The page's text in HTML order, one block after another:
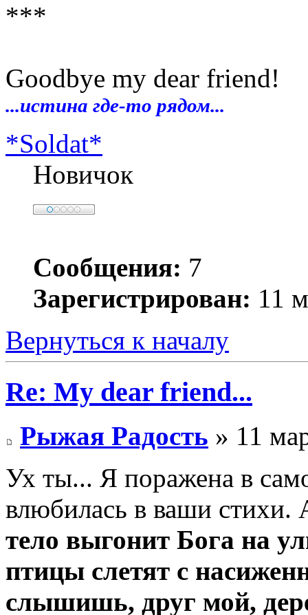
***
Goodbye my dear friend!
...истина где-то рядом...
*Soldat*
Новичок
Сообщения: 7
Зарегистрирован: 11
Вернуться к началу
Re: My dear friend...
Рыжая Радость » 11
Ух ты... Я поражена в
влюбилась в ваши стихи.
тело выгонит Бога на
птицы слетят с
слышишь, друг мой,